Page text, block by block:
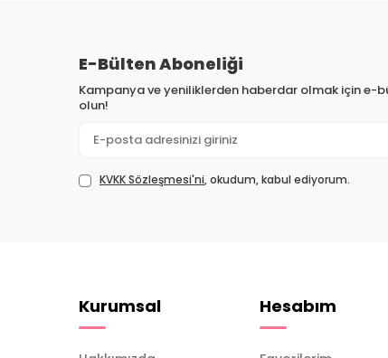
E-Bülten Aboneliği
Kampanya ve yeniliklerden haberdar olmak için e-
olun!
KVKK Sözleşmesi'ni, okudum, kabul ediyorum.
Kurumsal Hesabım